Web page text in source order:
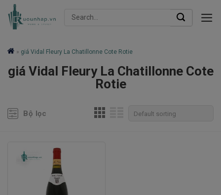
Skip
Search
» giá Vidal Fleury La Chatillonne Cote Rotie
giá Vidal Fleury La Chatillonne Cote
Rotie
Bộ lọc